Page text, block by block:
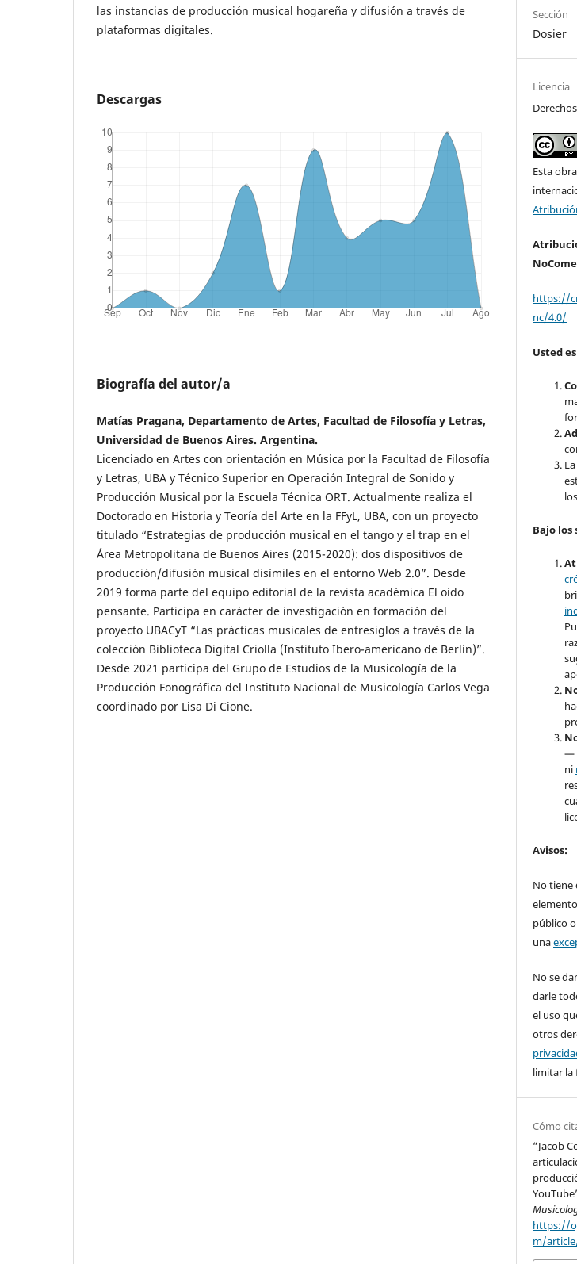
las instancias de producción musical hogareña y difusión a través de
plataformas digitales.
Descargas
Biografía del autor/a
Matías Pragana, Departamento de Artes, Facultad de Filosofía y Letras,
Universidad de Buenos Aires. Argentina.
Licenciado en Artes con orientación en Música por la Facultad de Filosofía
y Letras, UBA y Técnico Superior en Operación Integral de Sonido y
Producción Musical por la Escuela Técnica ORT. Actualmente realiza el
Doctorado en Historia y Teoría del Arte en la FFyL, UBA, con un proyecto
titulado “Estrategias de producción musical en el tango y el trap en el
Área Metropolitana de Buenos Aires (2015-2020): dos dispositivos de
producción/difusión musical disímiles en el entorno Web 2.0”. Desde
2019 forma parte del equipo editorial de la revista académica El oído
pensante. Participa en carácter de investigación en formación del
proyecto UBACyT “Las prácticas musicales de entresiglos a través de la
colección Biblioteca Digital Criolla (Instituto Ibero-americano de Berlín)”.
Desde 2021 participa del Grupo de Estudios de la Musicología de la
Producción Fonográfica del Instituto Nacional de Musicología Carlos Vega
coordinado por Lisa Di Cione.
Sección
Dosier
Licencia
Esta
https://
nc/4.0/
Usted
Bajo los
—
ni
Avisos:
No tiene
público
una
No se
darle
el uso
otros
limitar la
Cómo
“Jacob
https://
m/